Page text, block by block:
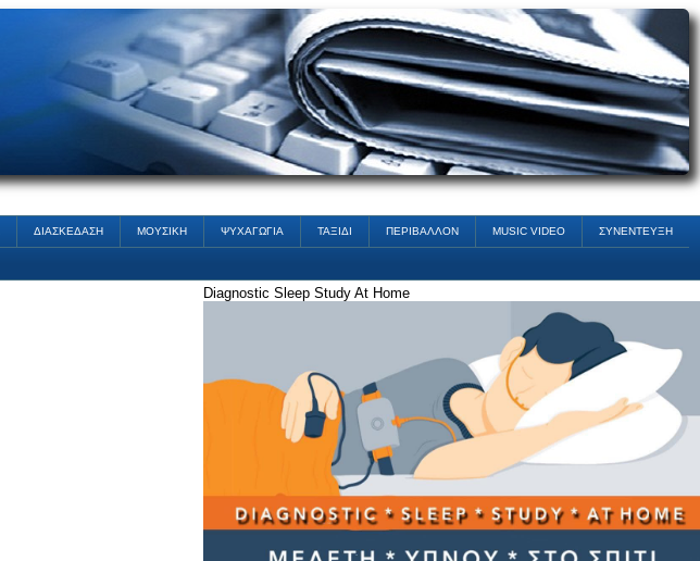
ΔΙΑΣΚΕΔΑΣΗ ΜΟΥΣΙΚΗ ΨΥΧΑΓΩΓΙΑ ΤΑΞΙΔΙ ΠΕΡΙΒΑΛΛΟΝ MUSIC VIDEO ΣΥΝΕΝΤΕΥΞΗ
Diagnostic Sleep Study At Home